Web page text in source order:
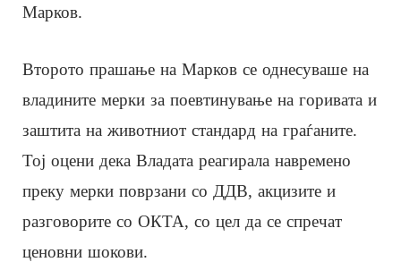
Марков.
Второто прашање на Марков се однесуваше на
владините мерки за поевтинување на горивата и
заштита на животниот стандард на граѓаните.
Тој оцени дека Владата реагирала навремено
преку мерки поврзани со ДДВ, акцизите и
разговорите со ОКТА, со цел да се спречат
ценовни шокови.